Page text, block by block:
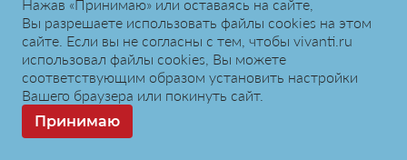
В мире, перегруженном информацией,
только то, что идеально работает и
безупречно выглядит, получает шанс
быть замеченным.
В выпусках «Умного и красивого» мы на
Нажав «Принимаю» или оставаясь на сайте,
Вы разрешаете использовать файлы cookies на этом
сайте. Если вы не согласны с тем, чтобы vivanti.ru
использовал файлы сookies, Вы можете
соответствующим образом установить настройки
Вашего браузера или покинуть сайт.
Принимаю